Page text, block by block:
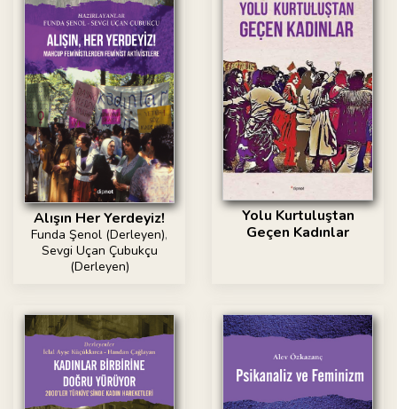
Alışın Her Yerdeyiz!
Funda Şenol (Derleyen),
Sevgi Uçan Çubukçu
(Derleyen)
Yolu Kurtuluştan
Geçen Kadınlar